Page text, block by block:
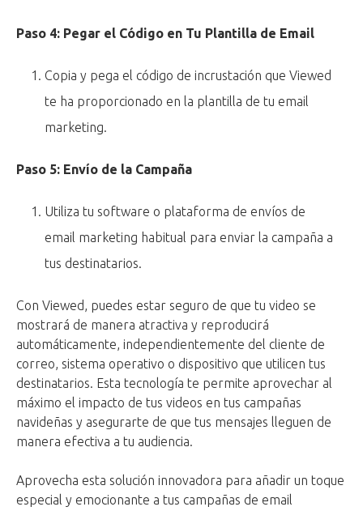
Paso 4: Pegar el Código en Tu Plantilla de Email
Copia y pega el código de incrustación que Viewed
te ha proporcionado en la plantilla de tu email
marketing.
Paso 5: Envío de la Campaña
Utiliza tu software o plataforma de envíos de
email marketing habitual para enviar la campaña a
tus destinatarios.
Con Viewed, puedes estar seguro de que tu video se
mostrará de manera atractiva y reproducirá
automáticamente, independientemente del cliente de
correo, sistema operativo o dispositivo que utilicen tus
destinatarios. Esta tecnología te permite aprovechar al
máximo el impacto de tus videos en tus campañas
navideñas y asegurarte de que tus mensajes lleguen de
manera efectiva a tu audiencia.
Aprovecha esta solución innovadora para añadir un toque
especial y emocionante a tus campañas de email